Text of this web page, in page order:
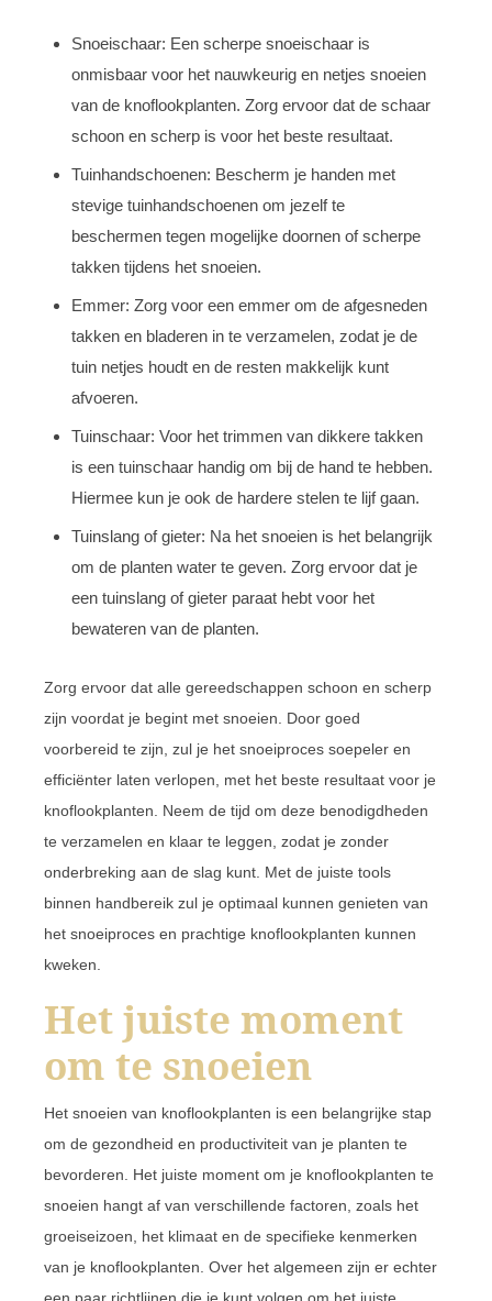
Snoeischaar: Een scherpe snoeischaar is
onmisbaar voor het nauwkeurig en netjes snoeien
van de knoflookplanten. Zorg ervoor dat de schaar
schoon en scherp is voor het beste resultaat.
Tuinhandschoenen: Bescherm je handen met
stevige tuinhandschoenen om jezelf te
beschermen tegen mogelijke doornen of scherpe
takken tijdens het snoeien.
Emmer: Zorg voor een emmer om de afgesneden
takken en bladeren in te verzamelen, zodat je de
tuin netjes houdt en de resten makkelijk kunt
afvoeren.
Tuinschaar: Voor het trimmen van dikkere takken
is een tuinschaar handig om bij de hand te hebben.
Hiermee kun je ook de hardere stelen te lijf gaan.
Tuinslang of gieter: Na het snoeien is het belangrijk
om de planten water te geven. Zorg ervoor dat je
een tuinslang of gieter paraat hebt voor het
bewateren van de planten.
Zorg ervoor dat alle gereedschappen schoon en scherp
zijn voordat je begint met snoeien. Door goed
voorbereid te zijn, zul je het snoeiproces soepeler en
efficiënter laten verlopen, met het beste resultaat voor je
knoflookplanten. Neem de tijd om deze benodigdheden
te verzamelen en klaar te leggen, zodat je zonder
onderbreking aan de slag kunt. Met de juiste tools
binnen handbereik zul je optimaal kunnen genieten van
het snoeiproces en prachtige knoflookplanten kunnen
kweken.
Het juiste moment
om te snoeien
Het snoeien van knoflookplanten is een belangrijke stap
om de gezondheid en productiviteit van je planten te
bevorderen. Het juiste moment om je knoflookplanten te
snoeien hangt af van verschillende factoren, zoals het
groeiseizoen, het klimaat en de specifieke kenmerken
van je knoflookplanten. Over het algemeen zijn er echter